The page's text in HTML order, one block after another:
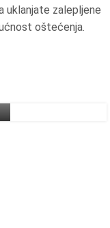
uklanjate zalepljene
oštećenja.